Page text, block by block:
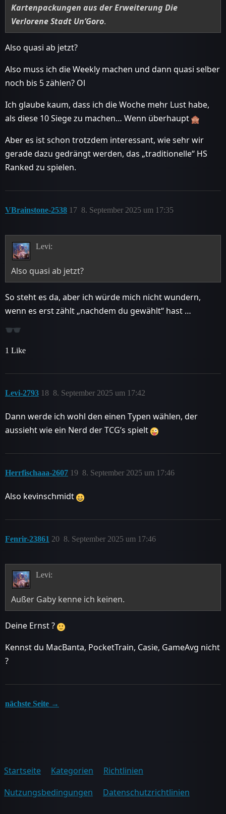
Kartenpackungen aus der Erweiterung Die
Verlorene Stadt Un’Goro.
Also quasi ab jetzt?
Also muss ich die Weekly machen und dann quasi selber
noch bis 5 zählen? Ol
Ich glaube kaum, dass ich die Woche mehr Lust habe,
als diese 10 Siege zu machen… Wenn überhaupt
Aber es ist schon trotzdem interessant, wie sehr wir
gerade dazu gedrängt werden, das „traditionelle“ HS
Ranked zu spielen.
VBrainstone-2538 8. September 2025 um 17:35
17
Levi:
Also quasi ab jetzt?
So steht es da, aber ich würde mich nicht wundern,
wenn es erst zählt „nachdem du gewählt“ hast …
1 Like
Levi-2793 8. September 2025 um 17:42
18
Dann werde ich wohl den einen Typen wählen, der
aussieht wie ein Nerd der TCG’s spielt
Herrfischaaa-2607 8. September 2025 um 17:46
19
Also kevinschmidt
Fenrir-23861 8. September 2025 um 17:46
20
Levi:
Außer Gaby kenne ich keinen.
Deine Ernst ?
Kennst du MacBanta, PocketTrain, Casie, GameAvg nicht
?
nächste Seite →
Startseite Kategorien
Richtlinien
Nutzungsbedingungen
Datenschutzrichtlinien